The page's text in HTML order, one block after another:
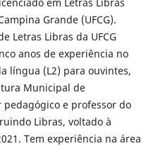
Grande (UFCG).
Letras Libras da UFCG
anos de experiência no
língua (L2) para ouvintes,
Municipal de
e professor do
Libras, voltado à
Tem experiência na área